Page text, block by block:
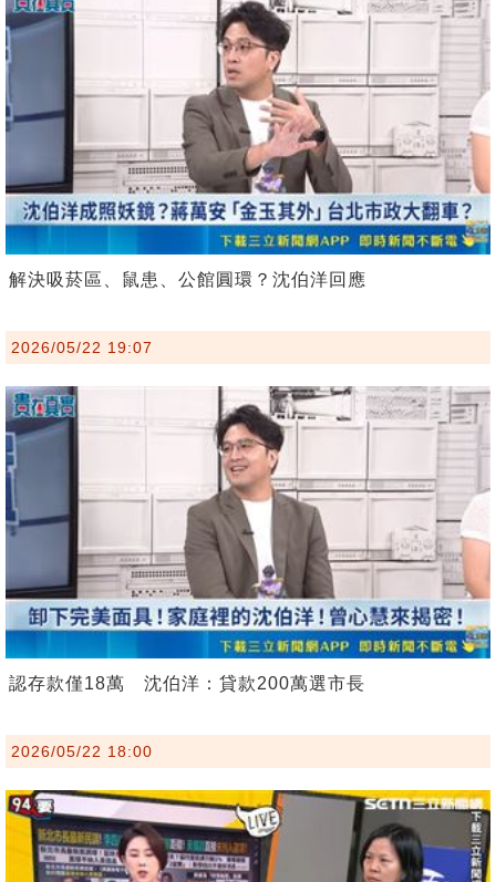
解決吸菸區、鼠患、公館圓環？沈伯洋回應
2026/05/22 19:07
認存款僅18萬 沈伯洋：貸款200萬選市長
2026/05/22 18:00